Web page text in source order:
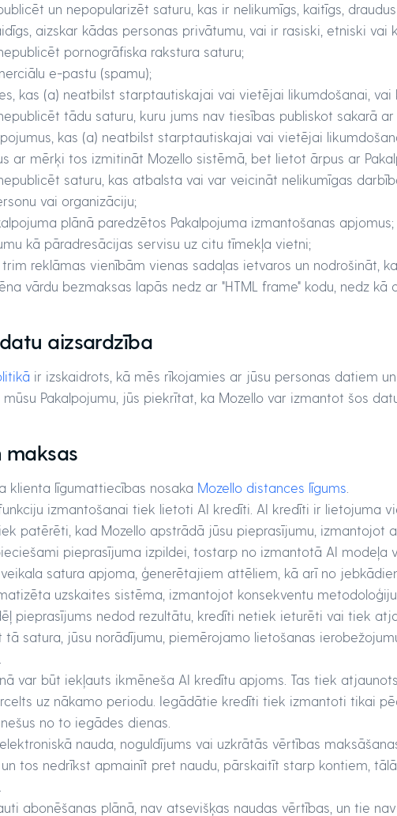
un nepopularizēt saturu, kas ir nelikumīgs, kaitīgs,
aizskar kādas personas privātumu, vai ir rasiski, etniski vai
pornogrāfiska rakstura saturu;
e-pastu (spamu);
kas (a) neatbilst starptautiskajai vai vietējai likumdošanai,
tādu saturu, kuru jums nav tiesības publiskot sakarā
kas (a) neatbilst starptautiskajai vai vietējai
ar mērķi tos izmitināt Mozello sistēmā, bet lietot ārpus ar
saturu, kas atbalsta vai var veicināt nelikumīgas
vai organizāciju;
plānā paredzētos Pakalpojuma izmantošanas apjomus;
kā pāradresācijas servisu uz citu tīmekļa vietni;
reklāmas vienībām vienas sadaļas ietvaros un nodrošināt,
vārdu bezmaksas lapās nedz ar "HTML frame" kodu, nedz kā
aizsardzība
ir izskaidrots, kā mēs rīkojamies ar jūsu personas datiem
Pakalpojumu, jūs piekrītat, ka Mozello var izmantot šos
maksas
klienta līgumattiecības nosaka Mozello distances līgums
izmantošanai tiek lietoti AI kredīti. AI kredīti ir lietojuma
patērēti, kad Mozello apstrādā jūsu pieprasījumu, izmantojot
pieprasījuma izpildei, tostarp no izmantotā AI
satura apjoma, ģenerētajiem attēliem, kā arī no
uzskaites sistēma, izmantojot konsekventu metodoloģiju.
pieprasījums nedod rezultātu, kredīti netiek ieturēti vai tiek
tā satura, jūsu norādījumu, piemērojamo lietošanas
var būt iekļauts ikmēneša AI kredītu apjoms. Tas tiek
uz nākamo periodu. Iegādātie kredīti tiek izmantoti tikai
no to iegādes dienas.
nauda, noguldījums vai uzkrātās vērtības
un tos nedrīkst apmainīt pret naudu, pārskaitīt starp kontiem,
abonēšanas plānā, nav atsevišķas naudas vērtības, un tie